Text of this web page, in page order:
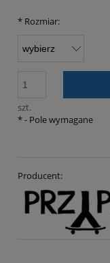
* Rozmiar:
szt.
*- Pole wymagane
Producent: